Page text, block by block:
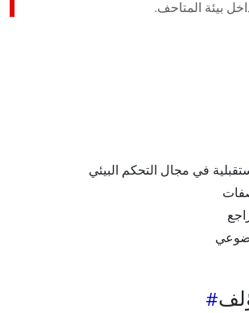
بيئة المتاحف.
في مجال التحكم البيئي